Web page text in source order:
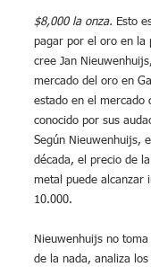
$8,000 la onza. Esto
pagar por el oro en la
cree Jan
mercado del oro en
estado en el mercado
conocido por sus
Según Nieuwenhuijs,
década, el precio de
metal puede alcanzar
10.000.
Nieuwenhuijs no
de la nada, analiza